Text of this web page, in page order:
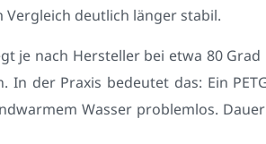
Vergleich deutlich länger stabil.
je nach Hersteller bei etwa 80
der Praxis bedeutet das: Ein
Wasser problemlos.